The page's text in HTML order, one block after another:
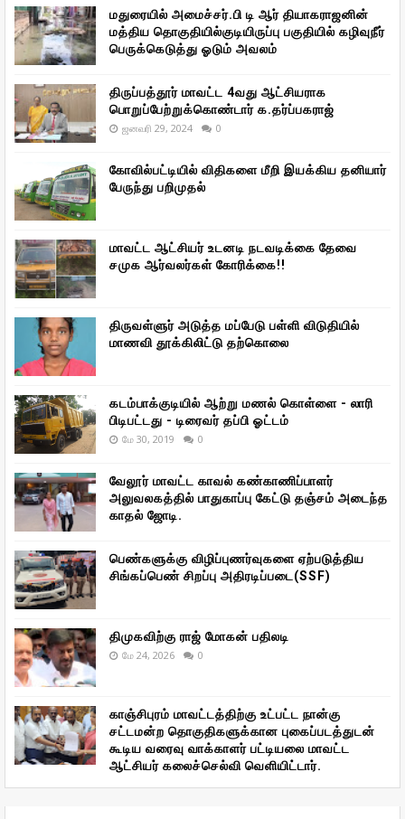
மதுரையில் அமைச்சர்.பி டி ஆர் தியாகராஜனின்
மத்திய தொகுதியில்குடியிருப்பு பகுதியில் கழிவுநீர்
பெருக்கெடுத்து ஓடும் அவலம்
திருப்பத்தூர் மாவட்ட 4வது ஆட்சியராக
பொறுப்பேற்றுக்கொண்டார் க.தர்ப்பகராஜ்
ஜனவரி 29, 2024 0
கோவில்பட்டியில் விதிகளை மீறி இயக்கிய தனியார்
பேருந்து பறிமுதல்
மாவட்ட ஆட்சியர் உடனடி நடவடிக்கை தேவை
சமுக ஆர்வலர்கள் கோரிக்கை!!
திருவள்ளுர் அடுத்த மப்பேடு பள்ளி விடுதியில்
மாணவி தூக்கிலிட்டு தற்கொலை
கடம்பாக்குடியில் ஆற்று மணல் கொள்ளை - லாரி
பிடிபட்டது - டிரைவர் தப்பி ஓட்டம்
மே 30, 2019 0
வேலூர் மாவட்ட காவல் கண்காணிப்பாளர்
அலுவலகத்தில் பாதுகாப்பு கேட்டு தஞ்சம் அடைந்த
காதல் ஜோடி.
பெண்களுக்கு விழிப்புணர்வுகளை ஏற்படுத்திய
சிங்கப்பெண் சிறப்பு அதிரடிப்படை(SSF)
திமுகவிற்கு ராஜ் மோகன் பதிலடி
மே 24, 2026 0
காஞ்சிபுரம் மாவட்டத்திற்கு உட்பட்ட நான்கு
சட்டமன்ற தொகுதிகளுக்கான புகைப்படத்துடன்
கூடிய வரைவு வாக்காளர் பட்டியலை மாவட்ட
ஆட்சியர் கலைச்செல்வி வெளியிட்டார்.